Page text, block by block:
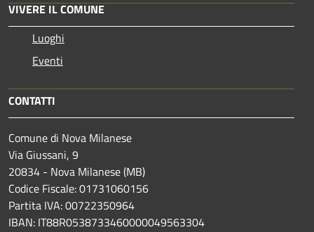
VIVERE IL COMUNE
Luoghi
Eventi
CONTATTI
Comune di Nova Milanese
Via Giussani, 9
20834 - Nova Milanese (MB)
Codice Fiscale: 01731060156
Partita IVA: 00722350964
IBAN: IT88R0538733460000049563304